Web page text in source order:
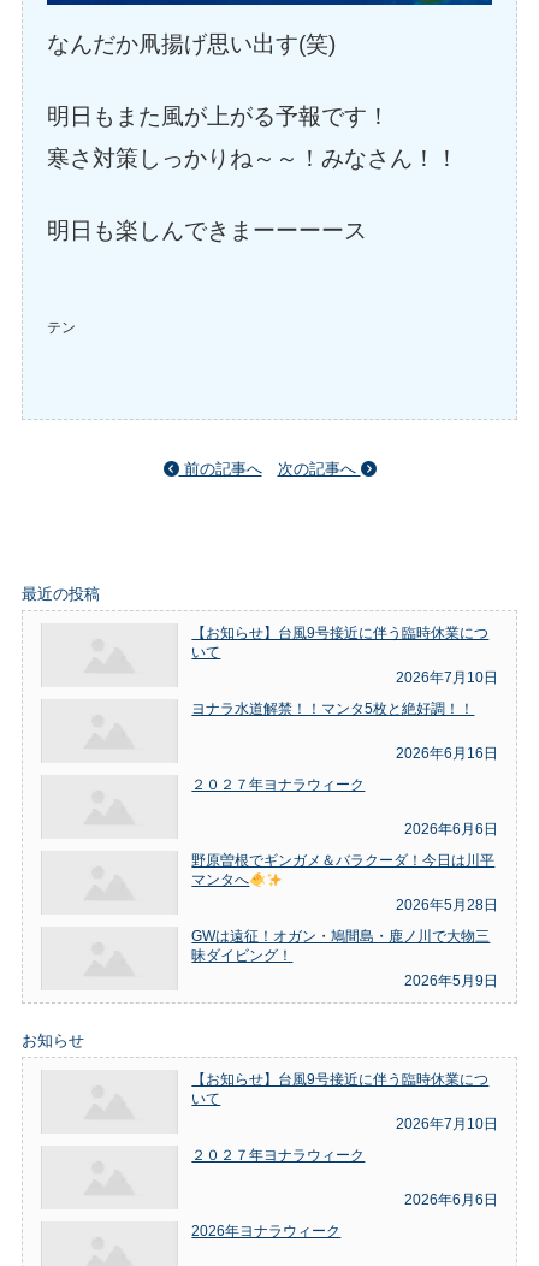
なんだか凧揚げ思い出す(笑)
明日もまた風が上がる予報です！
寒さ対策しっかりね～～！みなさん！！
明日も楽しんできまーーーース
テン
前の記事へ 次の記事へ
最近の投稿
【お知らせ】台風9号接近に伴う臨時休業につ
いて
2026年7月10日
ヨナラ水道解禁！！マンタ5枚と絶好調！！
2026年6月16日
２０２７年ヨナラウィーク
2026年6月6日
野原曽根でギンガメ＆バラクーダ！今日は川平
マンタへ
2026年5月28日
GWは遠征！オガン・鳩間島・鹿ノ川で大物三
昧ダイビング！
2026年5月9日
お知らせ
【お知らせ】台風9号接近に伴う臨時休業につ
いて
2026年7月10日
２０２７年ヨナラウィーク
2026年6月6日
2026年ヨナラウィーク